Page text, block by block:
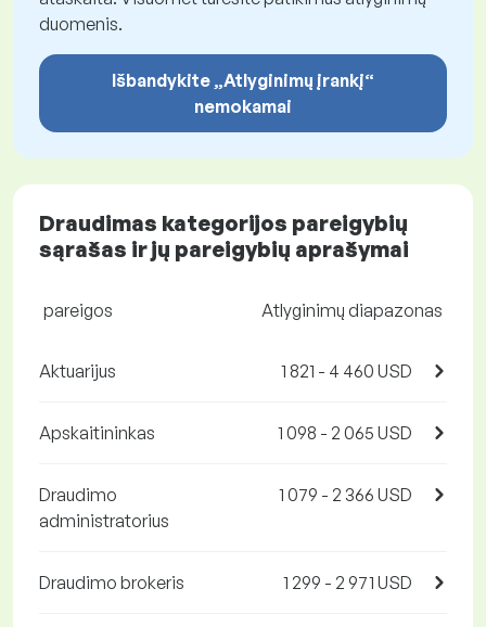
duomenis.
Išbandykite „Atlyginimų įrankį“
nemokamai
Draudimas kategorijos pareigybių
sąrašas ir jų pareigybių aprašymai
pareigos Atlyginimų diapazonas
Aktuarijus 1 821 - 4 460 USD
Apskaitininkas 1 098 - 2 065 USD
Draudimo
administratorius
1 079 - 2 366 USD
Draudimo brokeris 1 299 - 2 971 USD